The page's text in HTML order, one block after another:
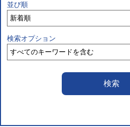
並び順
検索オプション